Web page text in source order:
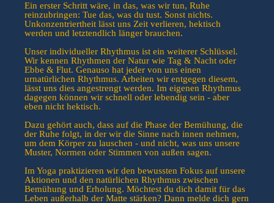
Ein erster Schritt wäre, in das, was wir tun, Ruhe
reinzubringen: Tue das, was du tust. Sonst nichts.
Unkonzentriertheit lässt uns Zeit verlieren, hektisch
werden und letztendlich länger brauchen.
Unser individueller Rhythmus ist ein weiterer Schlüssel.
Wir kennen Rhythmen der Natur wie Tag & Nacht oder
Ebbe & Flut. Genauso hat jeder von uns einen
urnatürlichen Rhythmus. Arbeiten wir entgegen diesem,
lässt uns dies angestrengt werden. Im eigenen Rhythmus
dagegen können wir schnell oder lebendig sein - aber
eben nicht hektisch.
Dazu gehört auch, dass auf die Phase der Bemühung, die
der Ruhe folgt, in der wir die Sinne nach innen nehmen,
um dem Körper zu lauschen - und nicht, was uns unsere
Muster, Normen oder Stimmen von außen sagen.
Im Yoga praktizieren wir den bewussten Fokus auf unsere
Aktionen und den natürlichen Rhythmus zwischen
Bemühung und Erholung. Möchtest du dich damit für das
Leben außerhalb der Matte stärken? Dann melde dich gern